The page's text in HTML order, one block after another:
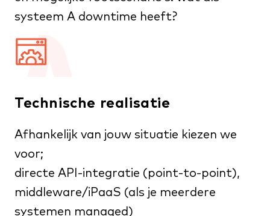
systeem A downtime heeft?
Technische realisatie
Afhankelijk van jouw situatie kiezen we
voor;
directe API-integratie (point-to-point),
middleware/iPaaS (als je meerdere
systemen managed)